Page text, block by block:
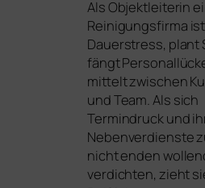
Als Objektleiterin
Reinigungsfirma
Dauerstress, plant
fängt
mit­telt zwi­schen
und Team. Als sich
Termindruck und
Nebenverdienste
nicht enden
ver­dich­ten, zieht